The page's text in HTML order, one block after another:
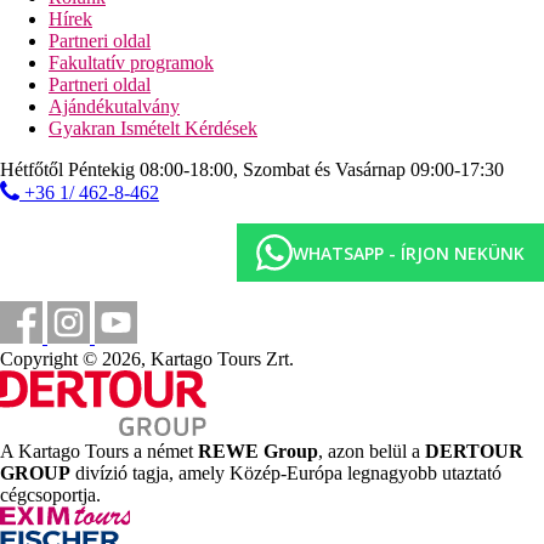
81 km
Távolság a legközelebbi repülőtértől
5 km
Távolság a tengerparttól
Strand
Napágyak és napernyők a strandon ingyenesen
Medencék
Napágyak és napernyők a medencénél ingyenesen
Képgaléria
Hírek
Partneri oldal
Fakultatív programok
Partneri oldal
Ajándékutalvány
Gyakran Ismételt Kérdések
Hétfőtől Péntekig 08:00-18:00, Szombat és Vasárnap 09:00-17:30
+36 1/ 462-8-462
WHATSAPP - ÍRJON NEKÜNK
Copyright © 2026, Kartago Tours Zrt.
A Kartago Tours a német REWE Group, azon belül a DERTOUR
GROUP divízió tagja, amely Közép-Európa legnagyobb utaztató
cégcsoportja.